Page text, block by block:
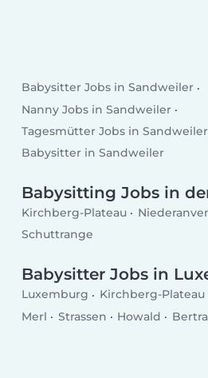
Babysitter Jobs in Sandweiler
Nanny Jobs in Sandweiler
Tagesmütter Jobs in Sandweiler
Babysitter in Sandweiler
Babysitting Jobs in
Kirchberg-Plateau
Schuttrange
Babysitter Jobs in
Luxemburg Kirchberg-Plateau
Merl
Strassen Howald